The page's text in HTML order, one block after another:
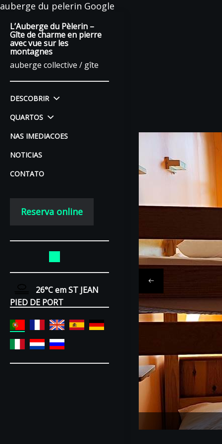
auberge du pelerin Google
L’Auberge du Pèlerin –
Gîte de charme en pierre
avec vue sur les
montagnes
auberge collective / gîte
DESCOBRIR
QUARTOS
NAS IMEDIACOES
NOTICIAS
CONTATO
Reserva online
26°Cem ST JEAN
PIED DE PORT